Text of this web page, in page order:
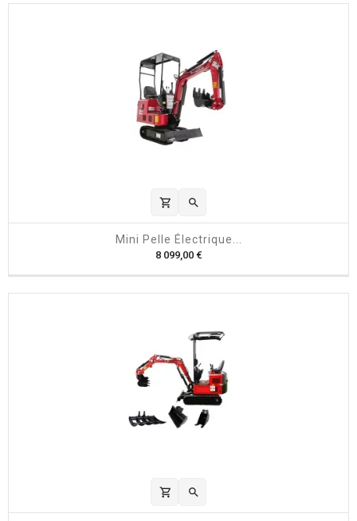
x
shopping_cart 
Mini Pelle Électrique...
8 099,00 €P
x
shopping_cart 